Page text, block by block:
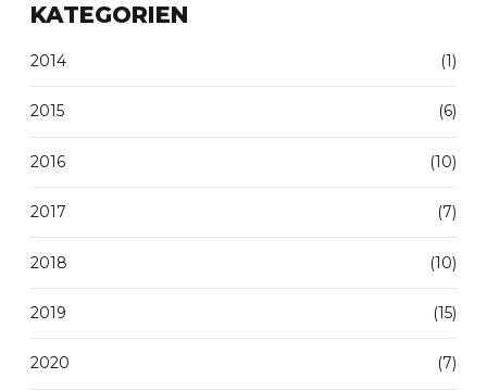
KATEGORIEN
2014 (1)
2015 (6)
2016 (10)
2017 (7)
2018 (10)
2019 (15)
2020 (7)